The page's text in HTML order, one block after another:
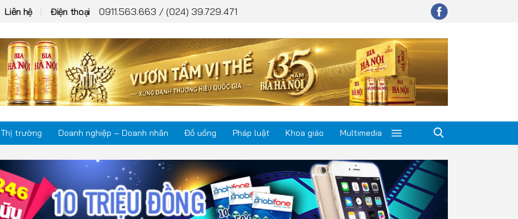
Liên hệ Điện thoại 0911.563.663 / (024) 39.729.471
Thị trường Doanh nghiệp – Doanh nhân Đồ uống Pháp luật Khoa giáo Multimedia
Doanh nghiệp – Doanh nhân
Đồ uống
Khoa giáo
Multimedia